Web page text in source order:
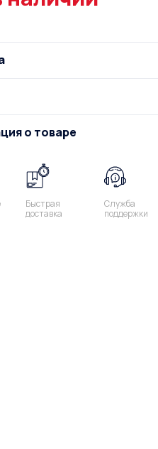
о товаре
Быстрая
доставка
Служба
поддержки